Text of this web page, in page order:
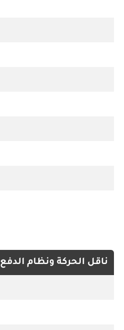
ناقل الحركة ونظام الدفع